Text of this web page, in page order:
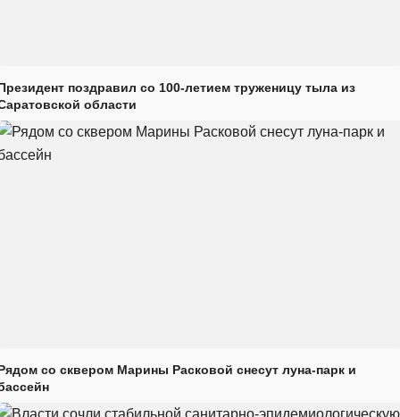
поздравил со 100-летием труженицу тыла из
области
со сквером Марины Расковой снесут луна-парк и